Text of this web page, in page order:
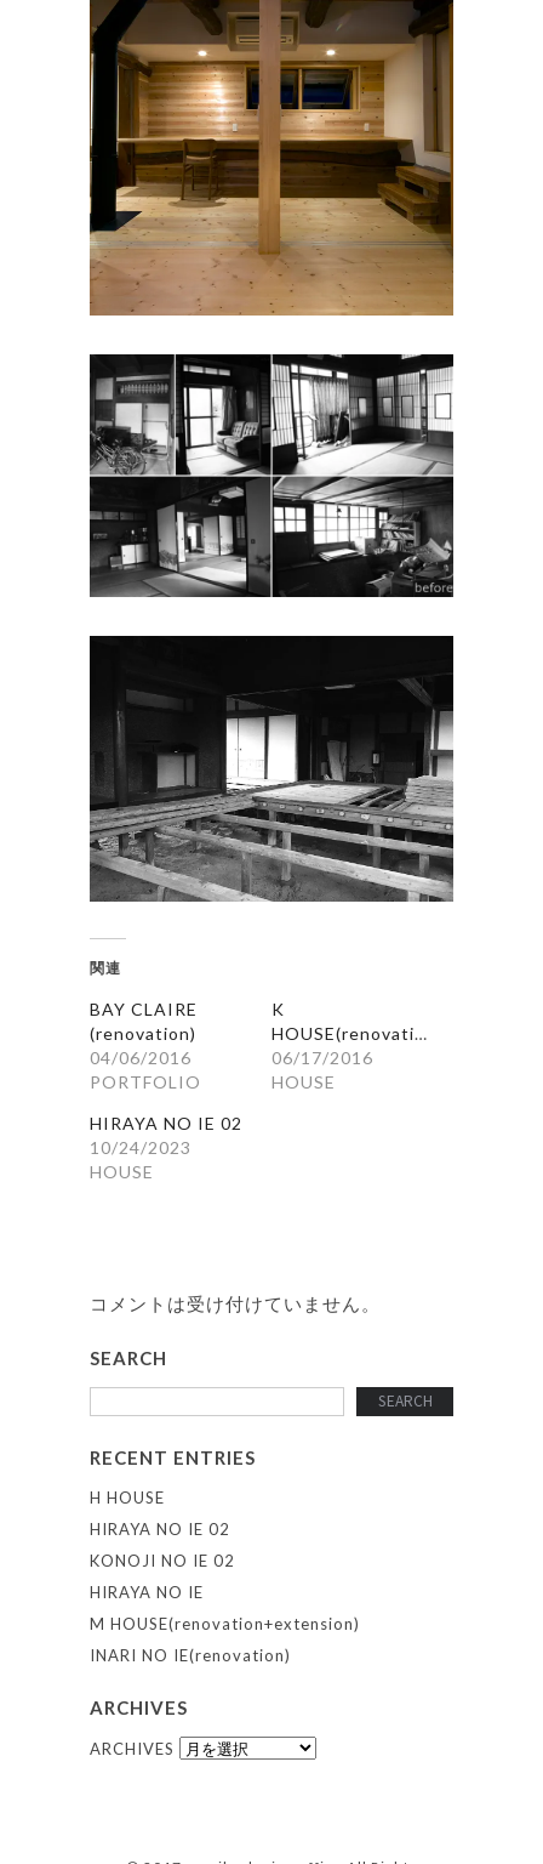
関連
BAY CLAIRE
(renovation)
04/06/2016
PORTFOLIO
K
HOUSE(renovation)
06/17/2016
HOUSE
HIRAYA NO IE 02
10/24/2023
HOUSE
コメントは受け付けていません。
SEARCH
RECENT ENTRIES
H HOUSE
HIRAYA NO IE 02
KONOJI NO IE 02
HIRAYA NO IE
M HOUSE(renovation+extension)
INARI NO IE(renovation)
ARCHIVES
ARCHIVES